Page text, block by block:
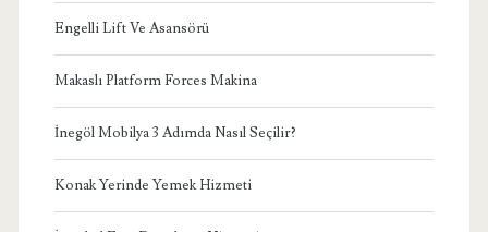
Engelli Lift Ve Asansörü
Makaslı Platform Forces Makina
İnegöl Mobilya 3 Adımda Nasıl Seçilir?
Konak Yerinde Yemek Hizmeti